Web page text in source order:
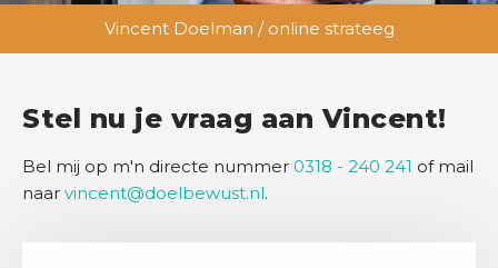
Vincent Doelman / online strateeg
Stel nu je vraag aan Vincent!
Bel mij op m'n directe nummer 0318 - 240 241 of mail
naar vincent@doelbewust.nl.